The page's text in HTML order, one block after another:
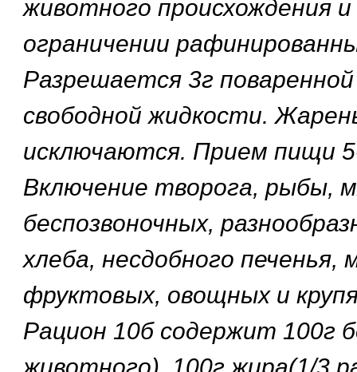
животного происхождения
ограничении
Разрешается 3г поваренной
свободной жидкости.
исключаются. Прием пищи
Включение творога, рыбы,
беспозвоночных,
хлеба, несдобного печенья,
фруктовых, овощных и
Рацион 10б содержит 100г
животного), 100г жира(1/3